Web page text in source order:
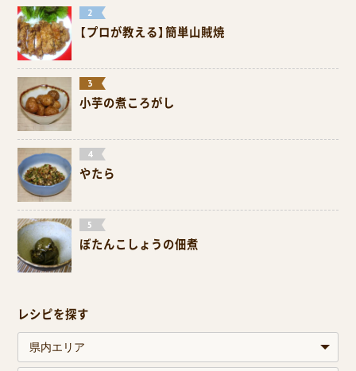
【プロが教える】簡単山賊焼
小芋の煮ころがし
やたら
ぼたんこしょうの佃煮
レシピを探す